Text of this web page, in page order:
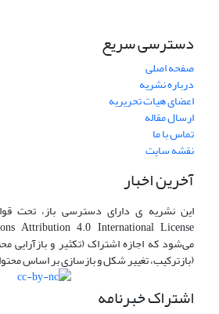
دسترسی سریع
صفحه اصلی
درباره نشریه
اعضای هیات تحریریه
ارسال مقاله
تماس با ما
نقشه سایت
آخرین اخبار
این نشریه ی دارای دسترسی باز، تحت
می‌شود که اجازه اشتراک (تکثیر و بازآرایی
(بازترکیب، تغییر شکل و بازسازی بر اساس
اشتراک خبرنامه